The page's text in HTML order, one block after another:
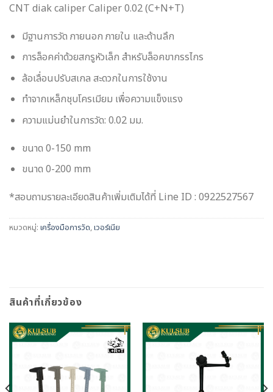
CNT diak caliper Caliper 0.02 (C+N+T)
มีฐานการวัด ภายนอก ภายใน และด้านลึก
การล็อคค่าด้วยสกรูหัวเล็ก สำหรับล็อคขากรรไกร
ล้อเลื่อนปรับสเกล สะดวกในการใช้งาน
ทำจากเหล็กชุบโครเมียม เพื่อความแข็งแรง
ความแม่นยำในการวัด: 0.02 มม.
ขนาด 0-150 mm
ขนาด 0-200 mm
*สอบถามรายละเอียดสินค้าเพิ่มเติมได้ที่ Line ID : 0922527567
หมวดหมู่: เครื่องมือการวัด,เวอร์เนีย
สินค้าที่เกี่ยวข้อง